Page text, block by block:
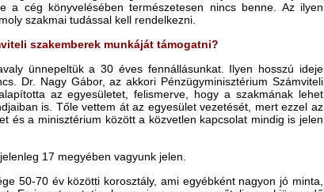
a cég könyvelésében természetesen nincs benne. Az ilyen
szakmai tudással kell rendelkezni.
szakemberek munkáját támogatni?
ünnepeltük a 30 éves fennállásunkat. Ilyen hosszú ideje
Dr. Nagy Gábor, az akkori Pénzügyminisztérium Számviteli
az egyesületet, felismerve, hogy a szakmának lehet
is. Tőle vettem át az egyesület vezetését, mert ezzel az
és a minisztérium között a közvetlen kapcsolat mindig is jelen
17 megyében vagyunk jelen.
50-70 év közötti korosztály, ami egyébként nagyon jó minta,